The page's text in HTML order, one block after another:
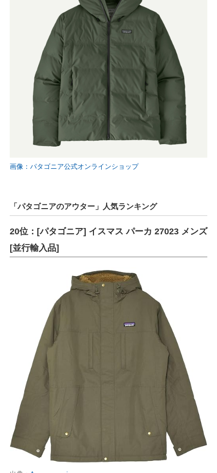
画像：パタゴニア公式オンラインショップ
「パタゴニアのアウター」人気ランキング
20位：[パタゴニア] イスマス パーカ 27023 メンズ
[並行輸入品]